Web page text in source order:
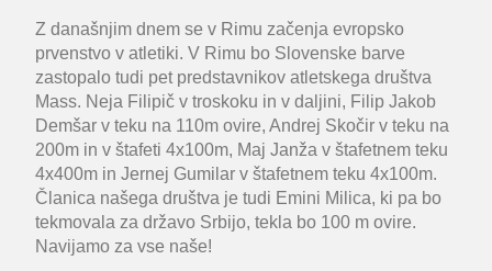
Z današnjim dnem se v Rimu začenja evropsko
prvenstvo v atletiki. V Rimu bo Slovenske barve
zastopalo tudi pet predstavnikov atletskega društva
Mass. Neja Filipič v troskoku in v daljini, Filip Jakob
Demšar v teku na 110m ovire, Andrej Skočir v teku na
200m in v štafeti 4x100m, Maj Janža v štafetnem teku
4x400m in Jernej Gumilar v štafetnem teku 4x100m.
Članica našega društva je tudi Emini Milica, ki pa bo
tekmovala za državo Srbijo, tekla bo 100 m ovire.
Navijamo za vse naše!